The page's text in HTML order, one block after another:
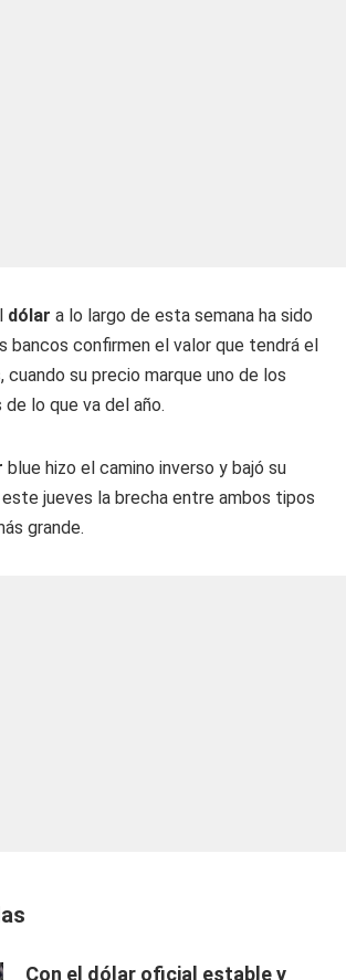
dólar a lo largo de esta semana ha sido
bancos confirmen el valor que tendrá el
cuando su precio marque uno de los
lo que va del año.
blue hizo el camino inverso y bajó su
jueves la brecha entre ambos tipos
grande.
Con el dólar oficial estable y